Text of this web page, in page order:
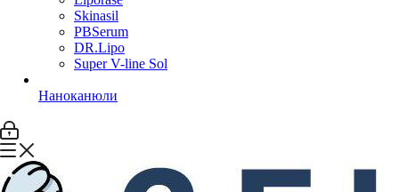
Skinasil
PBSerum
DR.Lipo
Super V-line Sol
Наноканюли